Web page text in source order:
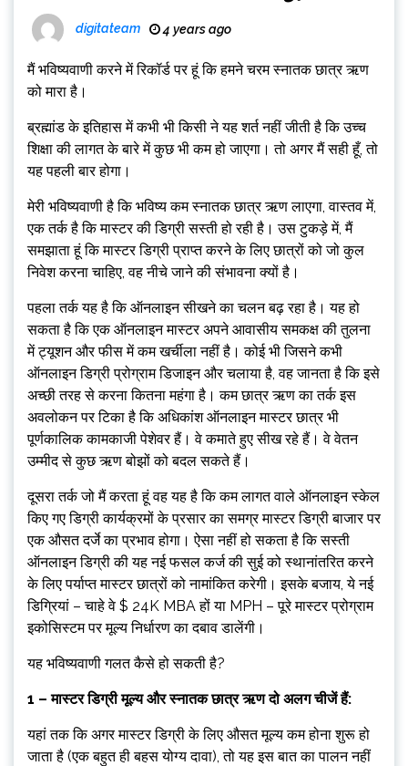
digitateam 4 years ago
मैं भविष्यवाणी करने में रिकॉर्ड पर हूं कि हमने चरम स्नातक छात्र ऋण
को मारा है।
ब्रह्मांड के इतिहास में कभी भी किसी ने यह शर्त नहीं जीती है कि उच्च
शिक्षा की लागत के बारे में कुछ भी कम हो जाएगा। तो अगर मैं सही हूँ, तो
यह पहली बार होगा।
मेरी भविष्यवाणी है कि भविष्य कम स्नातक छात्र ऋण लाएगा, वास्तव में,
एक तर्क है कि मास्टर की डिग्री सस्ती हो रही है। उस टुकड़े में, मैं
समझाता हूं कि मास्टर डिग्री प्राप्त करने के लिए छात्रों को जो कुल
निवेश करना चाहिए, वह नीचे जाने की संभावना क्यों है।
पहला तर्क यह है कि ऑनलाइन सीखने का चलन बढ़ रहा है। यह हो
सकता है कि एक ऑनलाइन मास्टर अपने आवासीय समकक्ष की तुलना
में ट्यूशन और फीस में कम खर्चीला नहीं है। कोई भी जिसने कभी
ऑनलाइन डिग्री प्रोग्राम डिजाइन और चलाया है, वह जानता है कि इसे
अच्छी तरह से करना कितना महंगा है। कम छात्र ऋण का तर्क इस
अवलोकन पर टिका है कि अधिकांश ऑनलाइन मास्टर छात्र भी
पूर्णकालिक कामकाजी पेशेवर हैं। वे कमाते हुए सीख रहे हैं। वे वेतन
उम्मीद से कुछ ऋण बोझों को बदल सकते हैं।
दूसरा तर्क जो मैं करता हूं वह यह है कि कम लागत वाले ऑनलाइन स्केल
किए गए डिग्री कार्यक्रमों के प्रसार का समग्र मास्टर डिग्री बाजार पर
एक औसत दर्जे का प्रभाव होगा। ऐसा नहीं हो सकता है कि सस्ती
ऑनलाइन डिग्री की यह नई फसल कर्ज की सुई को स्थानांतरित करने
के लिए पर्याप्त मास्टर छात्रों को नामांकित करेगी। इसके बजाय, ये नई
डिग्रियां – चाहे वे $ 24K MBA हों या MPH – पूरे मास्टर प्रोग्राम
इकोसिस्टम पर मूल्य निर्धारण का दबाव डालेंगी।
यह भविष्यवाणी गलत कैसे हो सकती है?
1 – मास्टर डिग्री मूल्य और स्नातक छात्र ऋण दो अलग चीजें हैं:
यहां तक ​​​​कि अगर मास्टर डिग्री के लिए औसत मूल्य कम होना शुरू हो
जाता है (एक बहुत ही बहस योग्य दावा), तो यह इस बात का पालन नहीं